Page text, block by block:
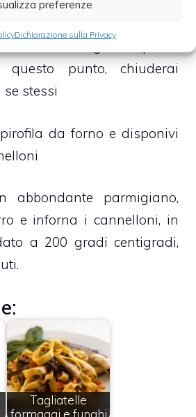
preferenze
Dichiarazione sulla Privacy
punto, chiuderai
stessi
da forno e disponivi
abbondante parmigiano,
e inforna i cannelloni, in
a 200 gradi centigradi,
Tagliatelle
formaggi e funghi